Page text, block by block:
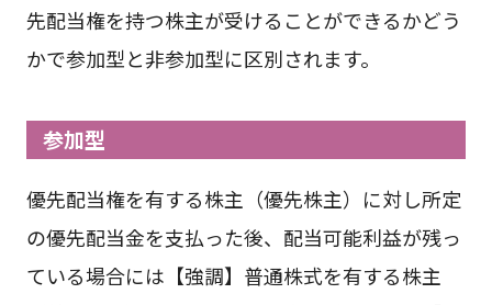
先配当権を持つ株主が受けることができるかどう
かで参加型と非参加型に区別されます。
参加型
優先配当権を有する株主（優先株主）に対し所定
の優先配当金を支払った後、配当可能利益が残っ
ている場合には【強調】普通株式を有する株主